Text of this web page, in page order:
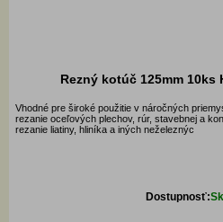
Rezný kotúč 125mm 10ks
Vhodné pre široké použitie v náročných
rezanie oceľových plechov, rúr, stavebnej a
rezanie liatiny, hliníka a iných neželeznýc
Dostupnosť: